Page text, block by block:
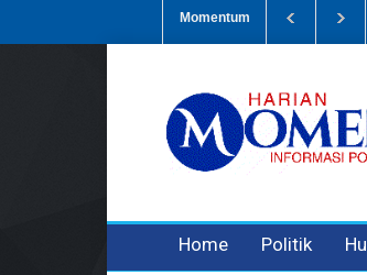
Momentum
Home Politik